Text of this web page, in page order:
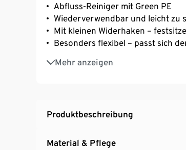
Abfluss-Reiniger mit Green PE
Wiederverwendbar und leicht zu
Mit kleinen Widerhaken –
Besonders flexibel – passt sich
Mehr anzeigen
Gesamtlänge ca. 47 cm
Produktbeschreibung
Material & Pflege